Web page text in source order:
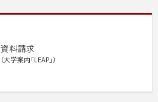
資料請求
（大学案内「LEAP」）